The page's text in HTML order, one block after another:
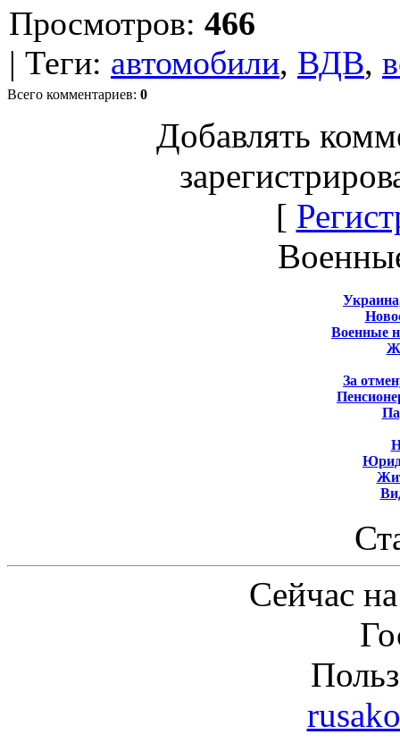
Просмотров: 466
| Теги: автомобили, ВДВ,
Всего комментариев: 0
Добавлять
[
Военные
За
Сейчас